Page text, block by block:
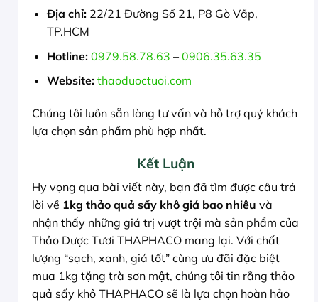
Địa chỉ:22/21 Đường Số 21, P8 Gò Vấp,
TP.HCM
Hotline: 0979.58.78.63 – 0906.35.63.35
Website: thaoduoctuoi.com
Chúng tôi luôn sẵn lòng tư vấn và hỗ trợ quý khách
lựa chọn sản phẩm phù hợp nhất.
Kết Luận
Hy vọng qua bài viết này, bạn đã tìm được câu trả
lời về 1kg thảo quả sấy khô giá bao nhiêu và
nhận thấy những giá trị vượt trội mà sản phẩm của
Thảo Dược Tươi THAPHACO mang lại. Với chất
lượng “sạch, xanh, giá tốt” cùng ưu đãi đặc biệt
mua 1kg tặng trà sơn mật, chúng tôi tin rằng thảo
quả sấy khô THAPHACO sẽ là lựa chọn hoàn hảo